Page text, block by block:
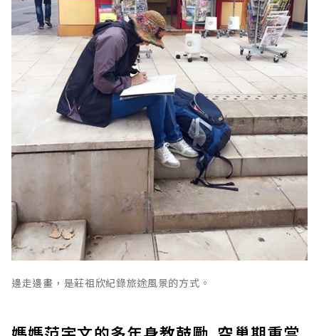
邊走邊畫，是莊祖欣紀錄旅途風景的方式。